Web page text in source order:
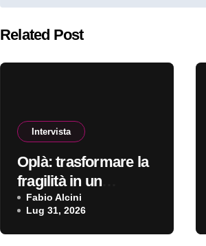
Related Post
Intervista
Oplà: trasformare la
fragilità in un
ritornello da cantare
a squarciagola
Fabio Alcini
Lug 31, 2026